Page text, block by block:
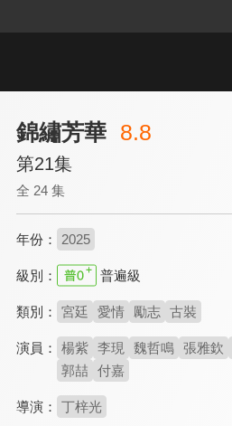
錦繡芳華 8.8
第21集
全 24 集
年份： 2025
級別： 普遍級
類別： 宮廷 愛情 勵志 古裝
演員： 楊紫 李現 魏哲鳴 張雅欽
郭喆
付嘉
導演： 丁梓光